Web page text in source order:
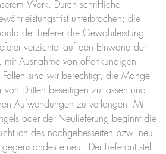
Werk. Durch schriftliche
unterbrochen; die
der Lieferer die Gewährleistung
verzichtet auf den Einwand der
mit Ausnahme von offenkundigen
sind wir berechtigt, die Mängel
von Dritten beseitigen zu lassen und
Aufwendungen zu verlangen. Mit
oder der Neulieferung beginnt die
des nachgebesserten bzw. neu
erneut. Der Lieferant stellt